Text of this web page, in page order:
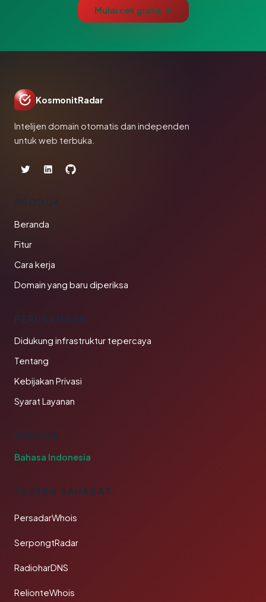
Mulai cek gratis →
KosmonitRadar
Intelijen domain otomatis dan independen
untuk web terbuka.
PRODUK
Beranda
Fitur
Cara kerja
Domain yang baru diperiksa
PERUSAHAAN
Didukung infrastruktur tepercaya
Tentang
Kebijakan Privasi
Syarat Layanan
BAHASA
Bahasa Indonesia
TAUTAN SAHABAT
PersadarWhois
SerpongtRadar
RadioharDNS
RelionteWhois